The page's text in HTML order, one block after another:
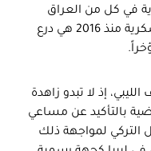
في كل من العراق
وسوريا التي شهدت ثلاث عمليات عسكرية منذ 2016 هي درع
إذ لا تبدو زاهدة
بالتأكيد عن مساعي
لمواجهة ذلك